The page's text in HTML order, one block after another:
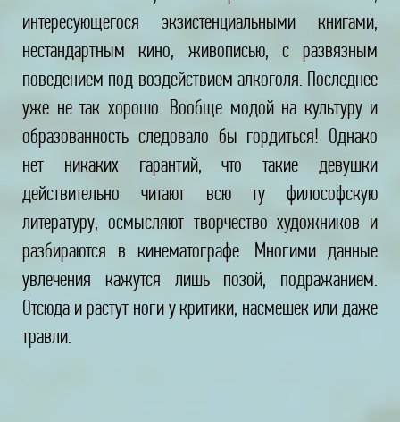
интересующегося экзистенциальными книгами,
нестандартным кино, живописью, с развязным
поведением под воздействием алкоголя. Последнее
уже не так хорошо. Вообще модой на культуру и
образованность следовало бы гордиться! Однако
нет никаких гарантий, что такие девушки
действительно читают всю ту философскую
литературу, осмысляют творчество художников и
разбираются в кинематографе. Многими данные
увлечения кажутся лишь позой, подражанием.
Отсюда и растут ноги у критики, насмешек или даже
травли.